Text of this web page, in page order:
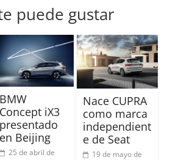
puede gustar
BMW
Concept iX3
presentado
en Beijing
25 de abril de
Nace CUPRA
como marca
independient
e de Seat
19 de mayo de